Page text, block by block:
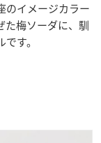
のイメージカラー
た梅ソーダに、馴
す。